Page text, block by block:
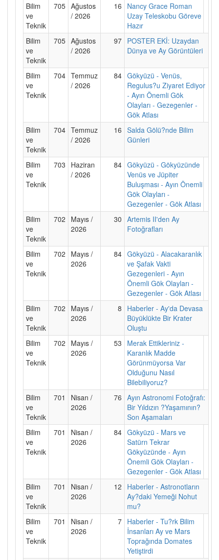
Bilim
ve
Teknik
705 Ağustos
/ 2026
16
Nancy Grace Roman
Uzay Teleskobu Göreve
Hazır
Bilim
ve
Teknik
705 Ağustos
/ 2026
97 POSTER EKİ: Uzaydan
Dünya ve Ay Görüntüleri
Bilim
ve
Teknik
704 Temmuz
/ 2026
84 Gökyüzü - Venüs,
Regulus?u Ziyaret Ediyor
- Ayın Önemli Gök
Olayları - Gezegenler -
Gök Atlası
Bilim
ve
Teknik
704 Temmuz
/ 2026
16 Salda Gölü?nde Bilim
Günleri
Bilim
ve
Teknik
703
Haziran
/ 2026
84 Gökyüzü - Gökyüzünde
Venüs ve Jüpiter
Buluşması - Ayın Önemli
Gök Olayları -
Gezegenler - Gök Atlası
Bilim
ve
Teknik
702
Mayıs /
2026
30 Artemis II'den Ay
Fotoğrafları
Bilim
ve
Teknik
702
Mayıs /
2026
84 Gökyüzü - Alacakaranlık
ve Şafak Vakti
Gezegenleri - Ayın
Önemli Gök Olayları -
Gezegenler - Gök Atlası
Bilim
ve
Teknik
702
Mayıs /
2026
8
Haberler - Ay'da Devasa
Büyüklükte Bir Krater
Oluştu
Bilim
ve
Teknik
702
Mayıs /
2026
53
Merak Ettikleriniz -
Karanlık Madde
Görünmüyorsa Var
Olduğunu Nasıl
Bilebiliyoruz?
Bilim
ve
Teknik
701
Nisan /
2026
76 Ayın Astronomi Fotoğrafı:
Bir Yıldızın ?Yaşamının?
Son Aşamaları
Bilim
ve
Teknik
701
Nisan /
2026
84 Gökyüzü - Mars ve
Satürn Tekrar
Gökyüzünde - Ayın
Önemli Gök Olayları -
Gezegenler - Gök Atlası
Bilim
ve
Teknik
701
Nisan /
2026
12
Haberler - Astronotların
Ay?daki Yemeği Nohut
mu?
Bilim
ve
Teknik
701
Nisan /
2026
7 Haberler - Tu?rk Bilim
İnsanları Ay ve Mars
Toprağında Domates
Yetiştirdi